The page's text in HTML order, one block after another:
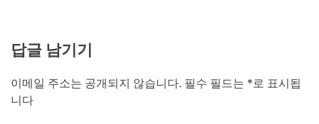
답글 남기기
이메일 주소는 공개되지 않습니다. 필수 필드는 *로 표시됩
니다